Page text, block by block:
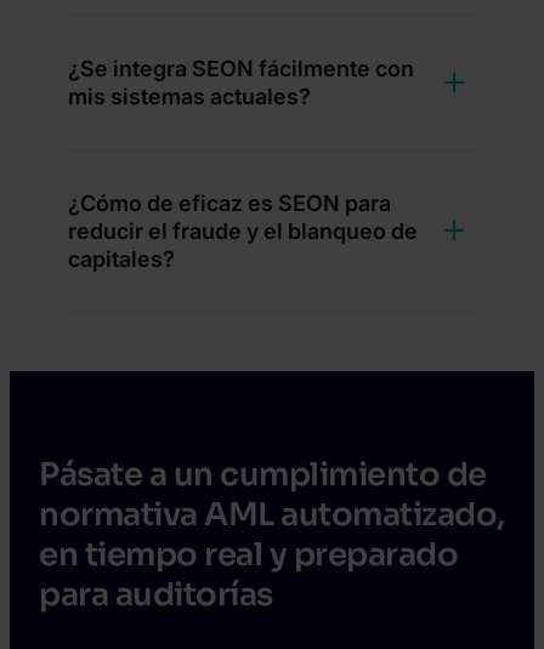
¿Se integra SEON fácilmente con
mis sistemas actuales?
¿Cómo de eficaz es SEON para
reducir el fraude y el blanqueo de
capitales?
Pásate a un cumplimiento de
normativa AML automatizado,
en tiempo real y preparado
para auditorías